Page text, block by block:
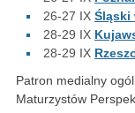
26-27 IX Śląski
28-29 IX
28-29 IX
Patron medialny
Maturzystów